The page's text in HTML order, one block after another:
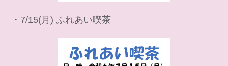
・7/15(月) ふれあい喫茶